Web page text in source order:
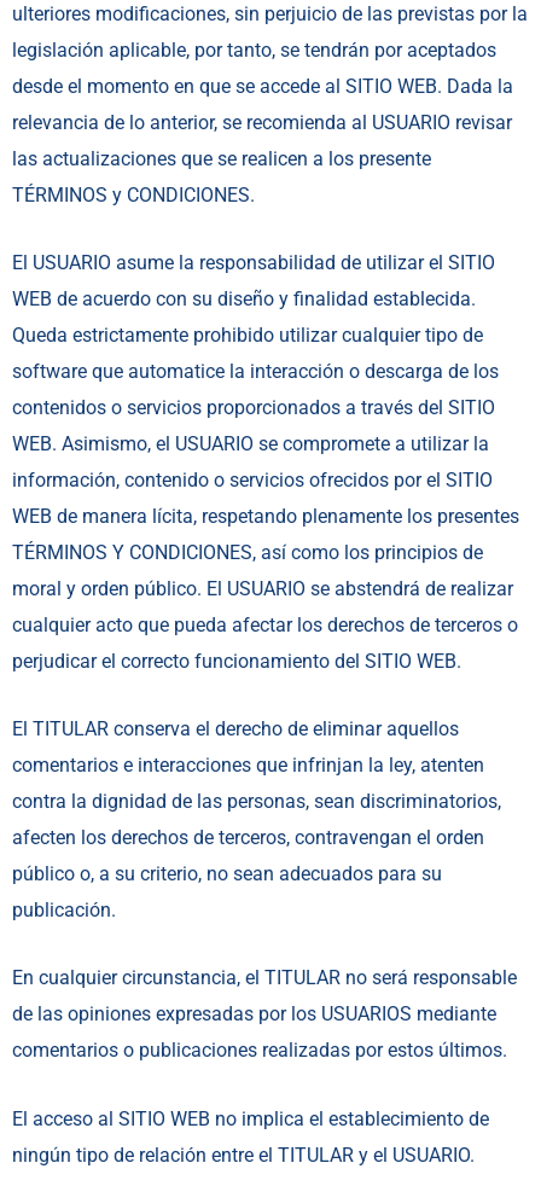
ulteriores modificaciones, sin perjuicio de las previstas por la
legislación aplicable, por tanto, se tendrán por aceptados
desde el momento en que se accede al SITIO WEB. Dada la
relevancia de lo anterior, se recomienda al USUARIO revisar
las actualizaciones que se realicen a los presente
TÉRMINOS y CONDICIONES.
El USUARIO asume la responsabilidad de utilizar el SITIO
WEB de acuerdo con su diseño y finalidad establecida.
Queda estrictamente prohibido utilizar cualquier tipo de
software que automatice la interacción o descarga de los
contenidos o servicios proporcionados a través del SITIO
WEB. Asimismo, el USUARIO se compromete a utilizar la
información, contenido o servicios ofrecidos por el SITIO
WEB de manera lícita, respetando plenamente los presentes
TÉRMINOS Y CONDICIONES, así como los principios de
moral y orden público. El USUARIO se abstendrá de realizar
cualquier acto que pueda afectar los derechos de terceros o
perjudicar el correcto funcionamiento del SITIO WEB.
El TITULAR conserva el derecho de eliminar aquellos
comentarios e interacciones que infrinjan la ley, atenten
contra la dignidad de las personas, sean discriminatorios,
afecten los derechos de terceros, contravengan el orden
público o, a su criterio, no sean adecuados para su
publicación.
En cualquier circunstancia, el TITULAR no será responsable
de las opiniones expresadas por los USUARIOS mediante
comentarios o publicaciones realizadas por estos últimos.
El acceso al SITIO WEB no implica el establecimiento de
ningún tipo de relación entre el TITULAR y el USUARIO.